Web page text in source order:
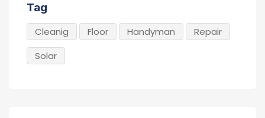
Tag
Cleanig Floor Handyman
Repair
Solar